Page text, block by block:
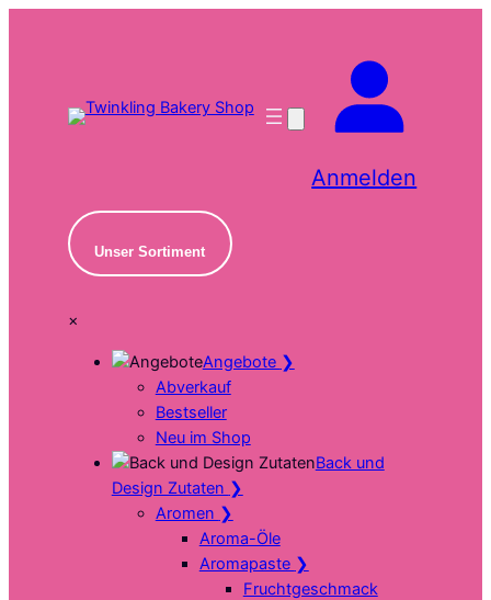
Anmelden
Unser Sortiment
×
Angebote ❯
Abverkauf
Bestseller
Neu im Shop
Back und
Design Zutaten ❯
Aromen ❯
Aroma-Öle
Aromapaste ❯
Fruchtgeschmack